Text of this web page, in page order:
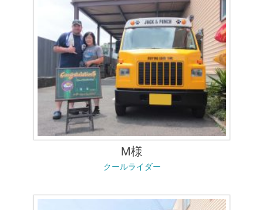
M様
クールライダー